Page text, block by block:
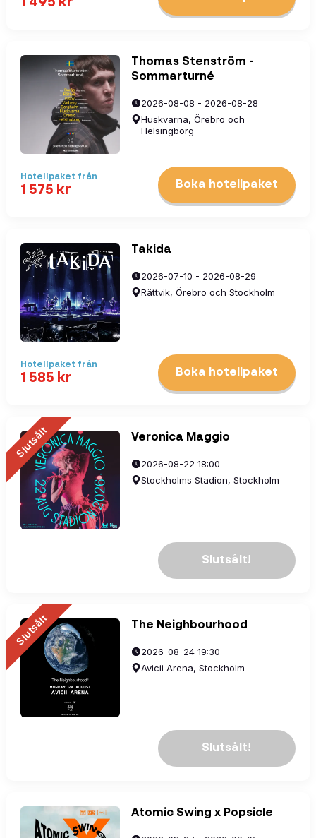
Thomas Stenström -
Sommarturné
2026-08-08 - 2026-08-28
Huskvarna, Örebro och
Helsingborg
Hotellpaket från
1 575 kr Boka hotellpaket
Takida
2026-07-10 - 2026-08-29
Rättvik, Örebro och Stockholm
Hotellpaket från
1 585 kr Boka hotellpaket
Slutsålt Veronica Maggio
2026-08-22 18:00
Stockholms Stadion, Stockholm
Slutsålt!
Slutsålt The Neighbourhood
2026-08-24 19:30
Avicii Arena, Stockholm
Slutsålt!
Atomic Swing x Popsicle